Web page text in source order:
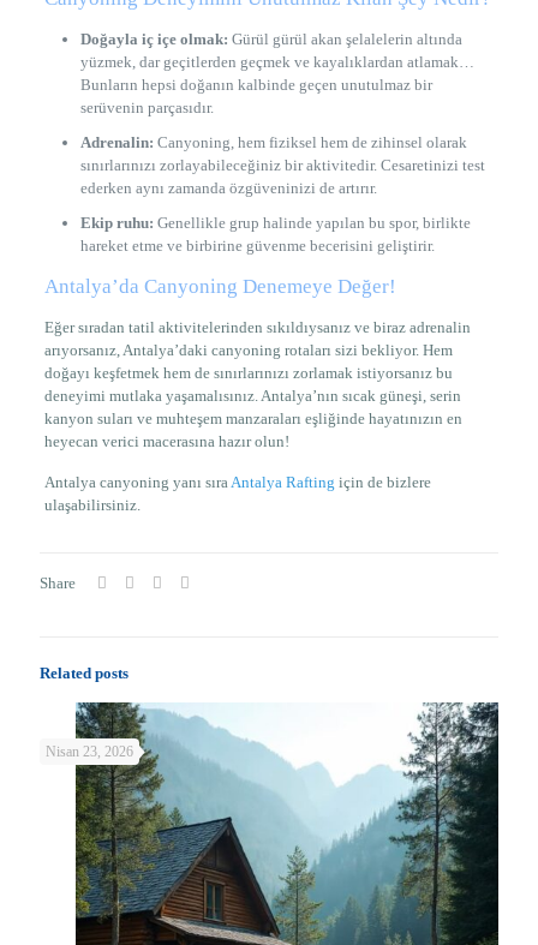
Doğayla iç içe olmak: Gürül gürül akan şelalelerin altında
yüzmek, dar geçitlerden geçmek ve kayalıklardan atlamak…
Bunların hepsi doğanın kalbinde geçen unutulmaz bir
serüvenin parçasıdır.
Adrenalin: Canyoning, hem fiziksel hem de zihinsel olarak
sınırlarınızı zorlayabileceğiniz bir aktivitedir. Cesaretinizi test
ederken aynı zamanda özgüveninizi de artırır.
Ekip ruhu: Genellikle grup halinde yapılan bu spor, birlikte
hareket etme ve birbirine güvenme becerisini geliştirir.
Antalya’da Canyoning Denemeye Değer!
Eğer sıradan tatil aktivitelerinden sıkıldıysanız ve biraz adrenalin
arıyorsanız, Antalya’daki canyoning rotaları sizi bekliyor. Hem
doğayı keşfetmek hem de sınırlarınızı zorlamak istiyorsanız bu
deneyimi mutlaka yaşamalısınız. Antalya’nın sıcak güneşi, serin
kanyon suları ve muhteşem manzaraları eşliğinde hayatınızın en
heyecan verici macerasına hazır olun!
Antalya canyoning yanı sıraAntalya Rafting için de bizlere
ulaşabilirsiniz.
Share
Related posts
Nisan 23, 2026